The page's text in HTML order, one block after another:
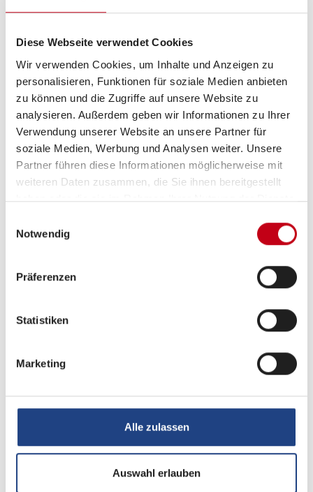
Diese Webseite verwendet Cookies
Wir verwenden Cookies, um Inhalte und Anzeigen zu
personalisieren, Funktionen für soziale Medien anbieten
zu können und die Zugriffe auf unsere Website zu
analysieren. Außerdem geben wir Informationen zu Ihrer
Verwendung unserer Website an unsere Partner für
soziale Medien, Werbung und Analysen weiter. Unsere
Partner führen diese Informationen möglicherweise mit
weiteren Daten zusammen, die Sie ihnen bereitgestellt
haben oder die sie im Rahmen Ihrer Nutzung der Dienste
Notwendig
Präferenzen
Statistiken
Marketing
Alle zulassen
Auswahl erlauben
Verdunkelungs- und Fliegenschutzrollos
Vorzeltleuchte
Glattblech
Inneneinrichtung
Insektenschutztür 1/1
Fussbodenheizung elektrisch
Kühlschrank mit Frostfach